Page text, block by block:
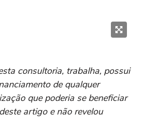
consultoria, trabalha, possui
de qualquer
que poderia se beneficiar
artigo e não revelou